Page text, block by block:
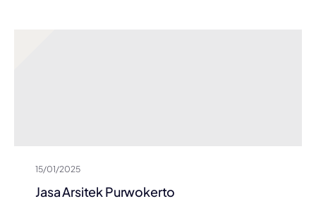
15/01/2025
Jasa Arsitek Purwokerto